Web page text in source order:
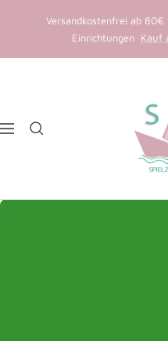
Wir senden einen
Versandkostenfrei ab
Einrichtungen Kauf
Navigation